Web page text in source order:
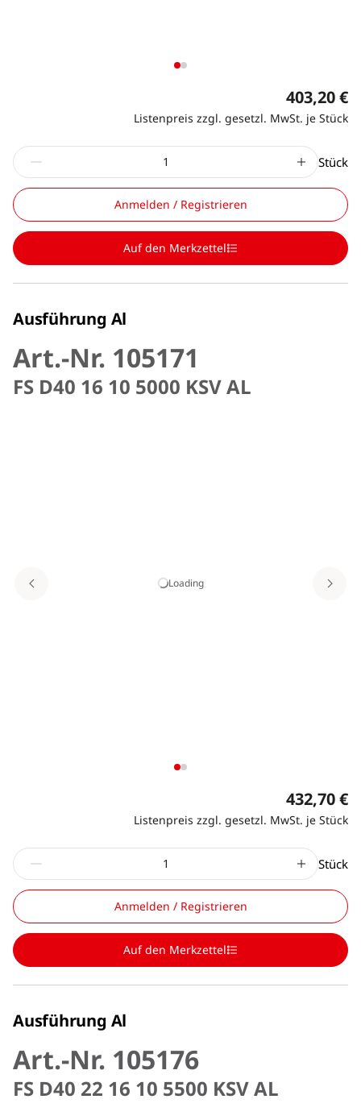
403,20 €
Listenpreis zzgl. gesetzl. MwSt. je Stück
Stück
Anmelden / Registrieren
Auf den Merkzettel
Ausführung Al
Art.-Nr. 105171
FS D40 16 10 5000 KSV AL
Loading
432,70 €
Listenpreis zzgl. gesetzl. MwSt. je Stück
Stück
Anmelden / Registrieren
Auf den Merkzettel
Ausführung Al
Art.-Nr. 105176
FS D40 22 16 10 5500 KSV AL